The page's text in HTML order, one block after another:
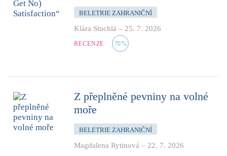
BELETRIE ZAHRANIČNÍ
Klára Stuchlá – 25. 7. 2026
RECENZE 70%
Z přeplněné pevniny na volné
moře
BELETRIE ZAHRANIČNÍ
Magdalena Rytinová – 22. 7. 2026